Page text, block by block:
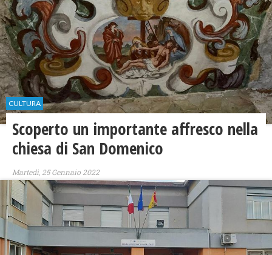
CULTURA
Scoperto un importante affresco nella
chiesa di San Domenico
Martedì, 25 Gennaio 2022